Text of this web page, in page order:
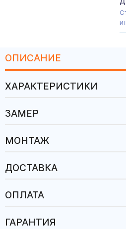
ОПИСАНИЕ
ХАРАКТЕРИСТИКИ
ЗАМЕР
МОНТАЖ
ДОСТАВКА
ОПЛАТА
ГАРАНТИЯ